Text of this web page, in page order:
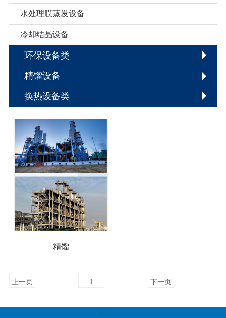
水处理膜蒸发设备
冷却结晶设备
环保设备类
精馏设备
换热设备类
精馏
上一页 1 下一页